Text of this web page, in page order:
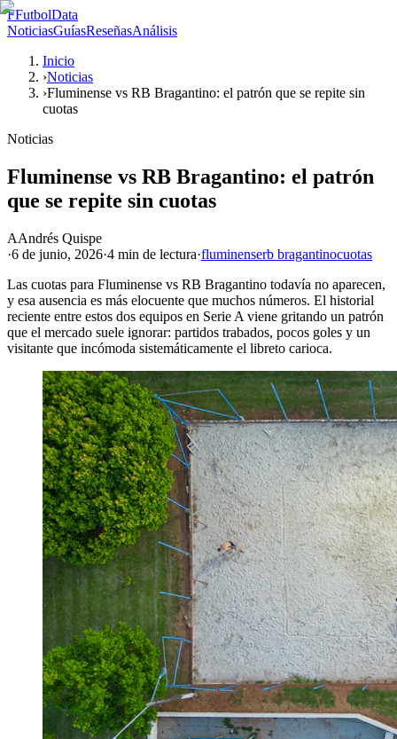
FFutbolData
NoticiasGuíasReseñasAnálisis
Inicio
›Noticias
›Fluminense vs RB Bragantino: el patrón que se repite sin
cuotas
Noticias
Fluminense vs RB Bragantino: el patrón
que se repite sin cuotas
AAndrés Quispe
·6 de junio, 2026·4 min de lectura·fluminenserb bragantinocuotas
Las cuotas para Fluminense vs RB Bragantino todavía no aparecen,
y esa ausencia es más elocuente que muchos números. El historial
reciente entre estos dos equipos en Serie A viene gritando un patrón
que el mercado suele ignorar: partidos trabados, pocos goles y un
visitante que incómoda sistemáticamente el libreto carioca.